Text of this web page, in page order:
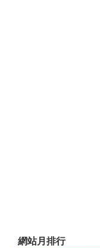
網站月排行